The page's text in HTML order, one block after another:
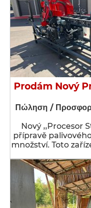
Prodám Nový
Πώληση /
Nový ,,Procesor
přípravě
množství. Toto